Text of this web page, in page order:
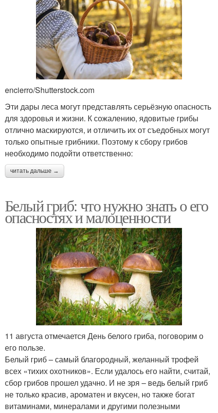
encierro/Shutterstock.com
Эти дары леса могут представлять серьёзную опасность
для здоровья и жизни. К сожалению, ядовитые грибы
отлично маскируются, и отличить их от съедобных могут
только опытные грибники. Поэтому к сбору грибов
необходимо подойти ответственно:
читать дальше →
Белый гриб: что нужно знать о его
опасностях и малоценности
11 августа отмечается День белого гриба, поговорим о
его пользе.
Белый гриб – самый благородный, желанный трофей
всех «тихих охотников». Если удалось его найти, считай,
сбор грибов прошел удачно. И не зря – ведь белый гриб
не только красив, ароматен и вкусен, но также богат
витаминами, минералами и другими полезными